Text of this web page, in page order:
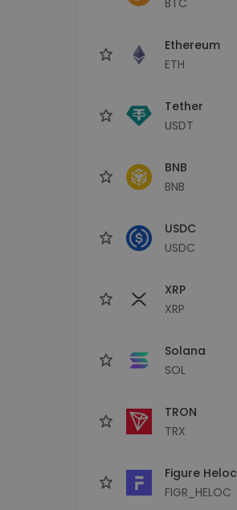
Ethereum
ETH
Tether
USDT
BNB
BNB
USDC
USDC
XRP
XRP
Solana
SOL
TRON
TRX
Figure Heloc
FIGR_HELOC